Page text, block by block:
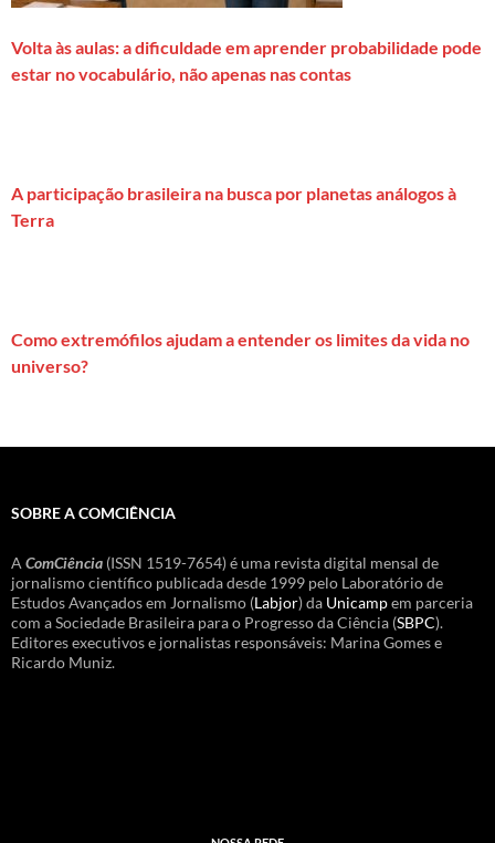
Volta às aulas: a dificuldade em aprender probabilidade pode
estar no vocabulário, não apenas nas contas
A participação brasileira na busca por planetas análogos à
Terra
Como extremófilos ajudam a entender os limites da vida no
universo?
SOBRE A COMCIÊNCIA
A ComCiência (ISSN 1519-7654) é uma revista digital mensal de
jornalismo científico publicada desde 1999 pelo Laboratório de
Estudos Avançados em Jornalismo (Labjor) da Unicampem parceria
com a Sociedade Brasileira para o Progresso da Ciência (SBPC).
Editores executivos e jornalistas responsáveis: Marina Gomes e
Ricardo Muniz.